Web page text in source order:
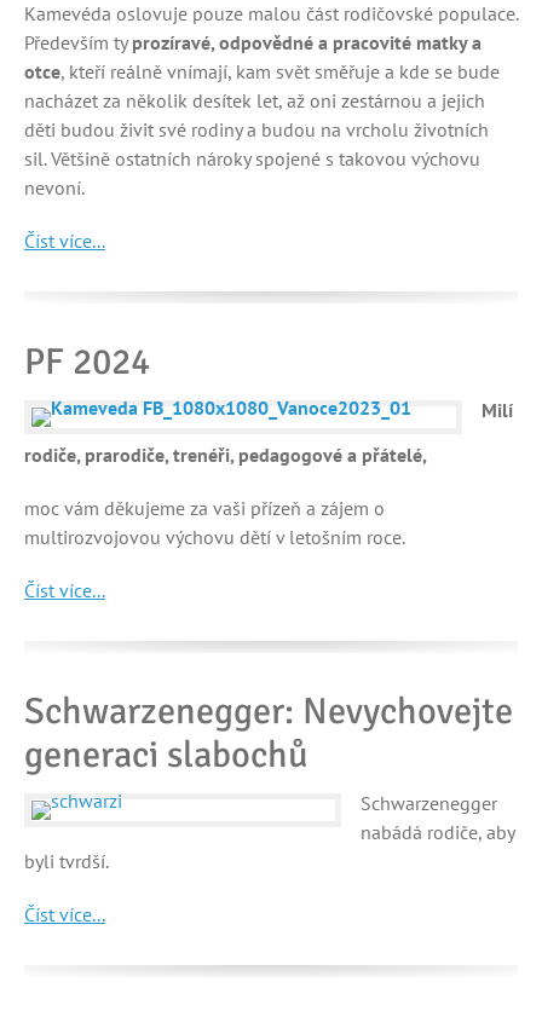
Kamevéda oslovuje pouze malou část rodičovské populace.
Především ty prozíravé, odpovědné a pracovité matky a
otce, kteří reálně vnímají, kam svět směřuje a kde se bude
nacházet za několik desítek let, až oni zestárnou a jejich
děti budou živit své rodiny a budou na vrcholu životních
sil. Většině ostatních nároky spojené s takovou výchovu
nevoní.
Číst více...
PF 2024
Milí
rodiče, prarodiče, trenéři, pedagogové a přátelé,
moc vám děkujeme za vaši přízeň a zájem o
multirozvojovou výchovu dětí v letošním roce.
Číst více...
Schwarzenegger: Nevychovejte
generaci slabochů
Schwarzenegger
nabádá rodiče, aby
byli tvrdší.
Číst více...